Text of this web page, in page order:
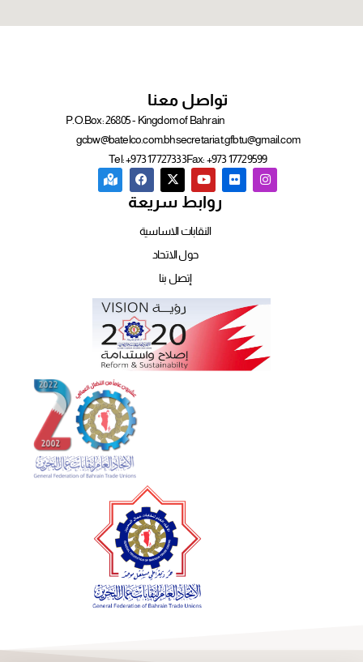
تواصل معنا
P.O.Box: 26805 - Kingdom of Bahrain
gcbw@batelco.com.bhsecretariat.gfbtu@gmail.com
Tel: +973 17727333Fax: +973 17729599
روابط سريعة
النقابات الاساسية
حول الاتحاد
إتصل بنا